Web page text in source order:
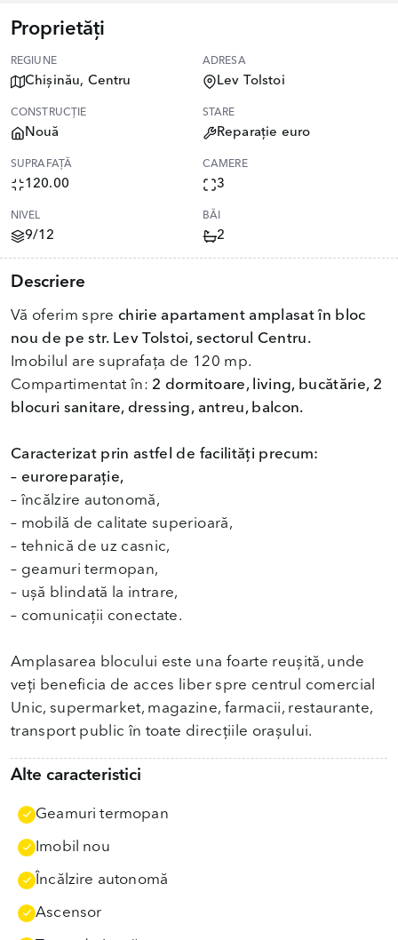
Proprietăți
REGIUNE
Chișinău, Centru
ADRESA
Lev Tolstoi
CONSTRUCȚIE
Nouă
STARE
Reparație euro
SUPRAFAȚĂ
120.00
CAMERE
3
NIVEL
9/12
BĂI
2
Descriere
Vă oferim spre chirie apartament amplasat în bloc
nou de pe str. Lev Tolstoi, sectorul Centru.
Imobilul are suprafața de 120 mp.
Compartimentat în: 2 dormitoare, living, bucătărie, 2
blocuri sanitare, dressing, antreu, balcon.
Caracterizat prin astfel de facilități precum:
– euroreparație,
– încălzire autonomă,
– mobilă de calitate superioară,
– tehnică de uz casnic,
– geamuri termopan,
– ușă blindată la intrare,
– comunicații conectate.
Amplasarea blocului este una foarte reușită, unde
veți beneficia de acces liber spre centrul comercial
Unic, supermarket, magazine, farmacii, restaurante,
transport public în toate direcțiile orașului.
Alte caracteristici
Geamuri termopan
Imobil nou
Încălzire autonomă
Ascensor